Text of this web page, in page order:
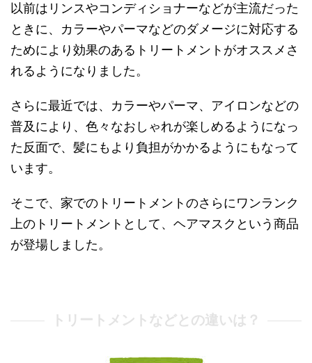
以前はリンスやコンディショナーなどが主流だった
ときに、カラーやパーマなどのダメージに対応する
ためにより効果のあるトリートメントがオススメさ
れるようになりました。
さらに最近では、カラーやパーマ、アイロンなどの
普及により、色々なおしゃれが楽しめるようになっ
た反面で、髪にもより負担がかかるようにもなって
います。
そこで、家でのトリートメントのさらにワンランク
上のトリートメントとして、ヘアマスクという商品
が登場しました。
トリートメントなどとの違いは？